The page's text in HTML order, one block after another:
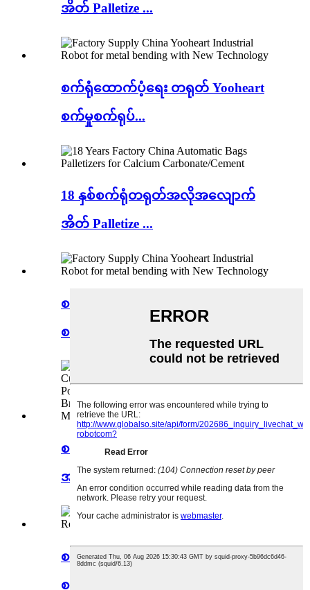
အိတ် Palletize ...
စက်ရုံထောက်ပံ့ရေး တရုတ် Yooheart
စက်မှုစက်ရုပ်...
18 နှစ်စက်ရုံတရုတ်အလိုအလျောက်
အိတ် Palletize ...
စက်ရုံထောက်ပံ့ရေး တရုတ် Yooheart
စက်မှုစက်ရုပ်...
စက်ရုံနိမ့်စျေးနှုန်းတရုတ်လစဉ်
အပေးအယူများ Customize...
စက်ရုံထောက်ပံ့ရေး တရုတ် Yooheart
စက်မှုစက်ရုပ်...